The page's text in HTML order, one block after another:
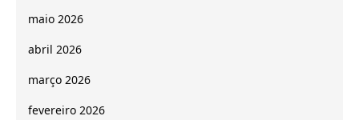
maio 2026
abril 2026
março 2026
fevereiro 2026